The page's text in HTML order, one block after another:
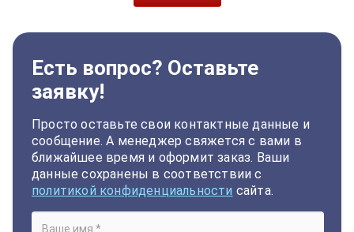
Есть вопрос? Оставьте
заявку!
Просто оставьте свои контактные данные и
сообщение. А менеджер свяжется с вами в
ближайшее время и оформит заказ. Ваши
данные сохранены в соответствии с
политикой конфиденциальности сайта.